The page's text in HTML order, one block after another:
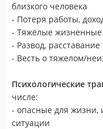
близкого человека
- Потеря работы,
- Тяжёлые жизненные
- Развод,
- Весть о тяжелом/
Психологические
числе:
- опасные для
ситуации